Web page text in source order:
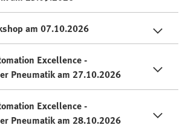
am 07.10.2026
Excellence -
Pneumatik am 27.10.2026
Excellence -
Pneumatik am 28.10.2026